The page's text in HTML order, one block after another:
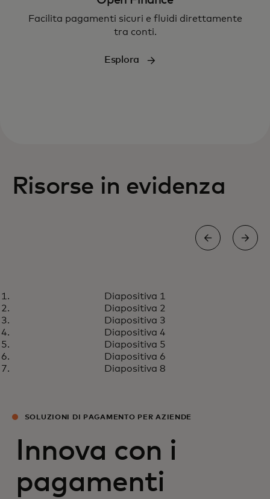
Facilita pagamenti sicuri e fluidi direttamente
tra conti.
Esplora
Risorse in evidenza
Il futuro dei pagamenti in tempo
Diapositiva 1
Diapositiva 2
Diapositiva 3
Diapositiva 4
Diapositiva 5
Diapositiva 6
Diapositiva 8
SOLUZIONI DI PAGAMENTO PER AZIENDE
Innova con i
pagamenti